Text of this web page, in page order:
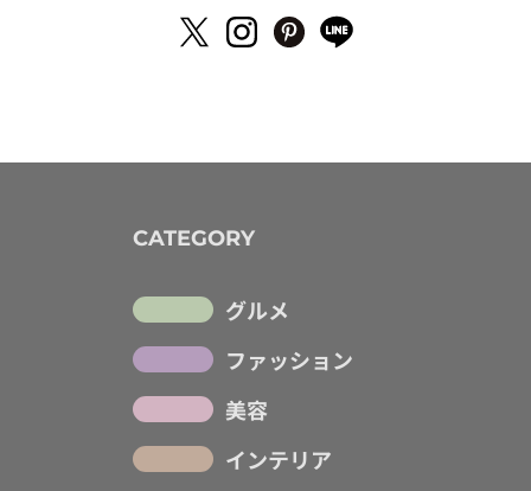
CATEGORY
グルメ
ファッション
美容
インテリア